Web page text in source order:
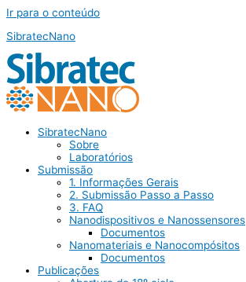
Ir para o conteúdo
SibratecNano
SibratecNano
Sobre
Laboratórios
Submissão
1. Informações Gerais
2. Submissão Passo a Passo
3. FAQ
Nanodispositivos e Nanossensores
Documentos
Nanomateriais e Nanocompósitos
Documentos
Publicações